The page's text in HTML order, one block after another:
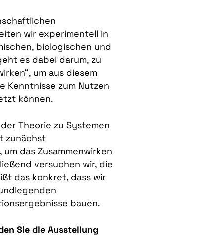
wir experimentell in
biologischen und
es dabei darum, zu
um aus diesem
Kenntnisse zum Nutzen
können.
Theorie zu Systemen
zunächst
das Zusammenwirken
versuchen wir, die
das konkret, dass wir
bauen.
Sie die Ausstellung